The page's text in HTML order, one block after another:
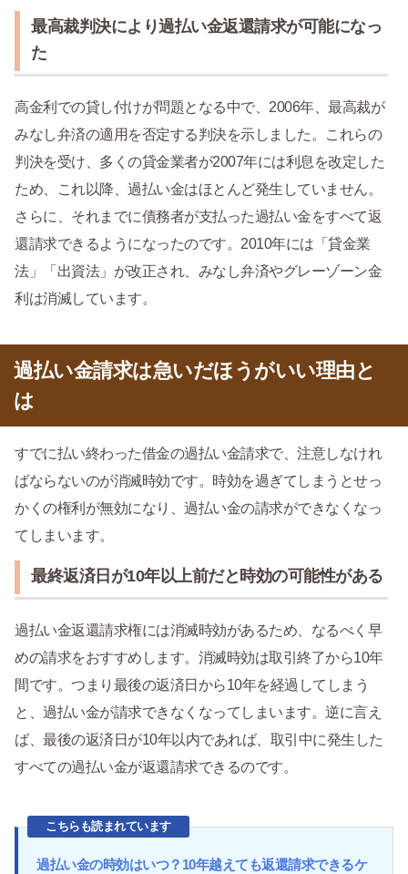
最高裁判決により過払い金返還請求が可能になっ
た
高金利での貸し付けが問題となる中で、2006年、最高裁が
みなし弁済の適用を否定する判決を示しました。これらの
判決を受け、多くの貸金業者が2007年には利息を改定した
ため、これ以降、過払い金はほとんど発生していません。
さらに、それまでに債務者が支払った過払い金をすべて返
還請求できるようになったのです。2010年には「貸金業
法」「出資法」が改正され、みなし弁済やグレーゾーン金
利は消滅しています。
過払い金請求は急いだほうがいい理由と
は
すでに払い終わった借金の過払い金請求で、注意しなけれ
ばならないのが消滅時効です。時効を過ぎてしまうとせっ
かくの権利が無効になり、過払い金の請求ができなくなっ
てしまいます。
最終返済日が10年以上前だと時効の可能性がある
過払い金返還請求権には消滅時効があるため、なるべく早
めの請求をおすすめします。消滅時効は取引終了から10年
間です。つまり最後の返済日から10年を経過してしまう
と、過払い金が請求できなくなってしまいます。逆に言え
ば、最後の返済日が10年以内であれば、取引中に発生した
すべての過払い金が返還請求できるのです。
こちらも読まれています
過払い金の時効はいつ？10年越えても返還請求できるケ